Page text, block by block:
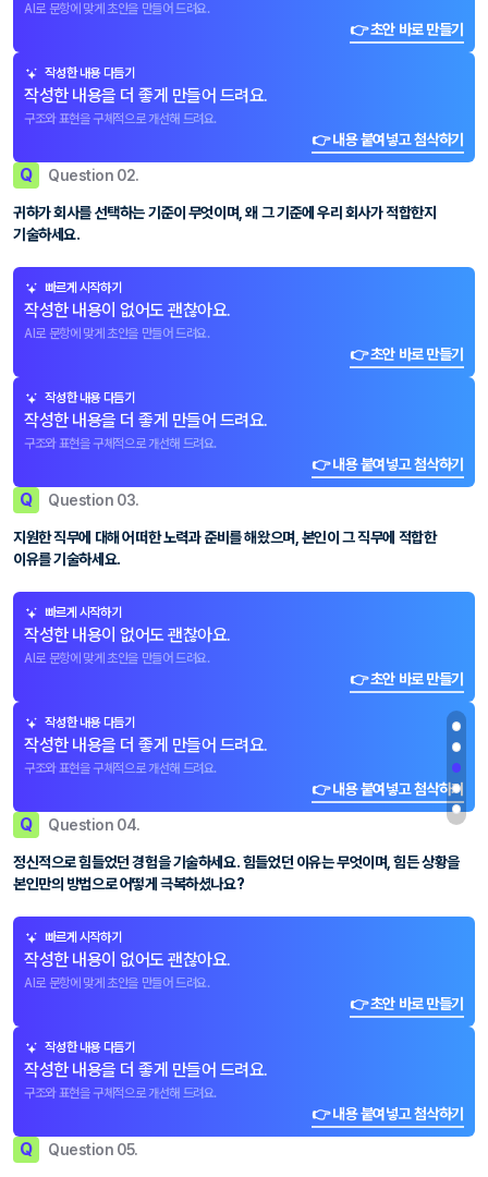
AI로 문항에 맞게 초안을 만들어 드려요.
👉 초안 바로 만들기
작성한 내용 다듬기
작성한 내용을 더 좋게 만들어 드려요.
구조와 표현을 구체적으로 개선해 드려요.
👉 내용 붙여넣고 첨삭하기
Q Question 02.
귀하가 회사를 선택하는 기준이 무엇이며, 왜 그 기준에 우리 회사가 적합한지
기술하세요.
빠르게 시작하기
작성한 내용이 없어도 괜찮아요.
AI로 문항에 맞게 초안을 만들어 드려요.
👉 초안 바로 만들기
작성한 내용 다듬기
작성한 내용을 더 좋게 만들어 드려요.
구조와 표현을 구체적으로 개선해 드려요.
👉 내용 붙여넣고 첨삭하기
Q Question 03.
지원한 직무에 대해 어떠한 노력과 준비를 해왔으며, 본인이 그 직무에 적합한
이유를 기술하세요.
빠르게 시작하기
작성한 내용이 없어도 괜찮아요.
AI로 문항에 맞게 초안을 만들어 드려요.
👉 초안 바로 만들기
작성한 내용 다듬기
작성한 내용을 더 좋게 만들어 드려요.
구조와 표현을 구체적으로 개선해 드려요.
👉 내용 붙여넣고 첨삭하기
Q Question 04.
정신적으로 힘들었던 경험을 기술하세요. 힘들었던 이유는 무엇이며, 힘든 상황을
본인만의 방법으로 어떻게 극복하셨나요?
빠르게 시작하기
작성한 내용이 없어도 괜찮아요.
AI로 문항에 맞게 초안을 만들어 드려요.
👉 초안 바로 만들기
작성한 내용 다듬기
작성한 내용을 더 좋게 만들어 드려요.
구조와 표현을 구체적으로 개선해 드려요.
👉 내용 붙여넣고 첨삭하기
Q Question 05.